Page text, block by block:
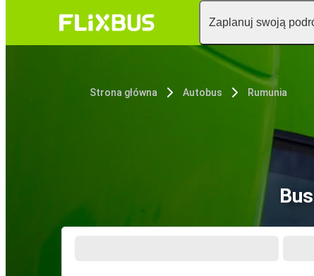
Zaplanuj swoją
Strona główna Autobus Rumunia